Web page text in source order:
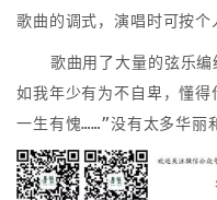
歌曲的调式，演唱时可按个
歌曲用了大量的弦乐
如我年少有为不自卑，懂
一生有愧……”没有太多华丽